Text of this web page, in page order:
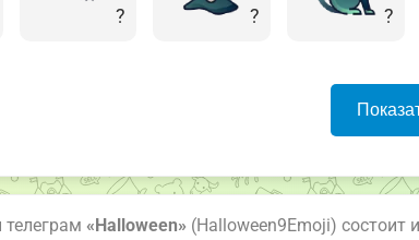
? ? ?
«Halloween» (Halloween9Emoji) состоит